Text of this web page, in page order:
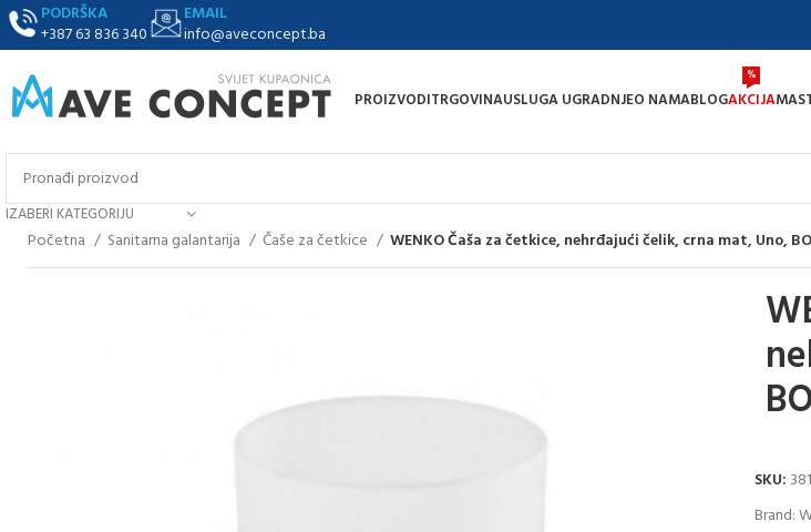
PODRŠKA
+387 63 836 340
EMAIL
info@aveconcept.ba
PROIZVODITRGOVINAUSLUGA UGRADNJEO NAMABLOGAKCIJA
%
IZABERI KATEGORIJU
Početna Sanitarna galantarija Čaše za četkice WENKO Čaša za četkice, nehrđajući čelik, crna mat, Uno,
SKU:
Brand: